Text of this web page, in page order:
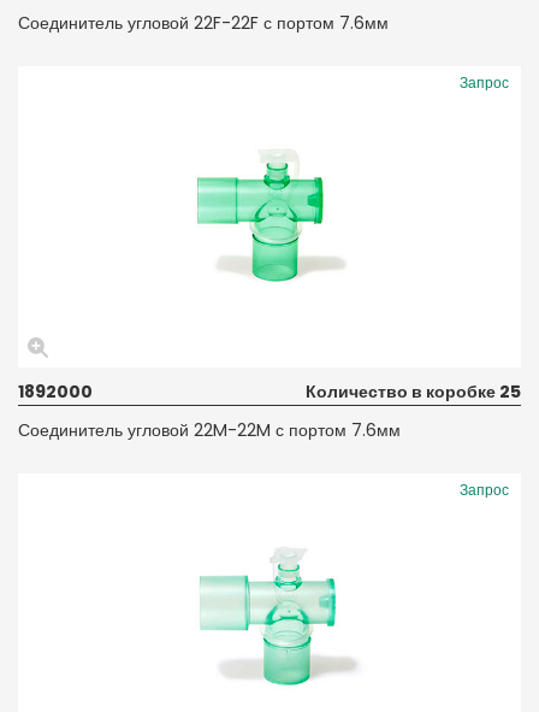
Соединитель угловой 22F-22F с портом 7.6мм
Запрос
1892000
Количество в коробке 25
Соединитель угловой 22M-22M с портом 7.6мм
Запрос